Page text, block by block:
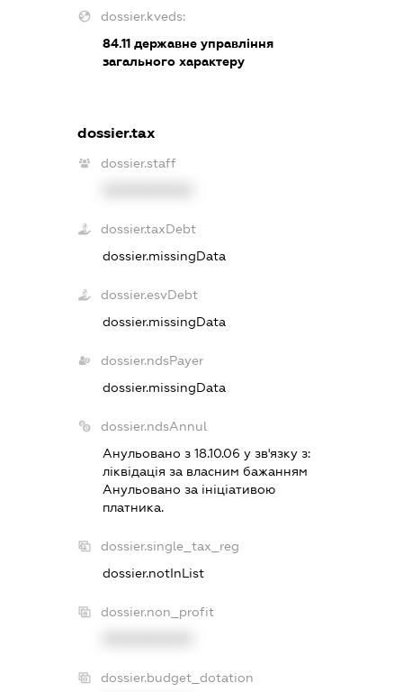
dossier.kveds:
84.11державне управління
загального характеру
dossier.tax
dossier.staff
dossier.taxDebt
dossier.missingData
dossier.esvDebt
dossier.missingData
dossier.ndsPayer
dossier.missingData
dossier.ndsAnnul
Анульовано з 18.10.06 у зв'язку з:
лiквiдацiя за власним бажанням
Анульовано за iнiцiативою
платника.
dossier.single_tax_reg
dossier.notInList
dossier.non_profit
dossier.budget_dotation